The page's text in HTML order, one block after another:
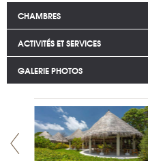
CHAMBRES
ACTIVITÉS ET SERVICES
GALERIE PHOTOS